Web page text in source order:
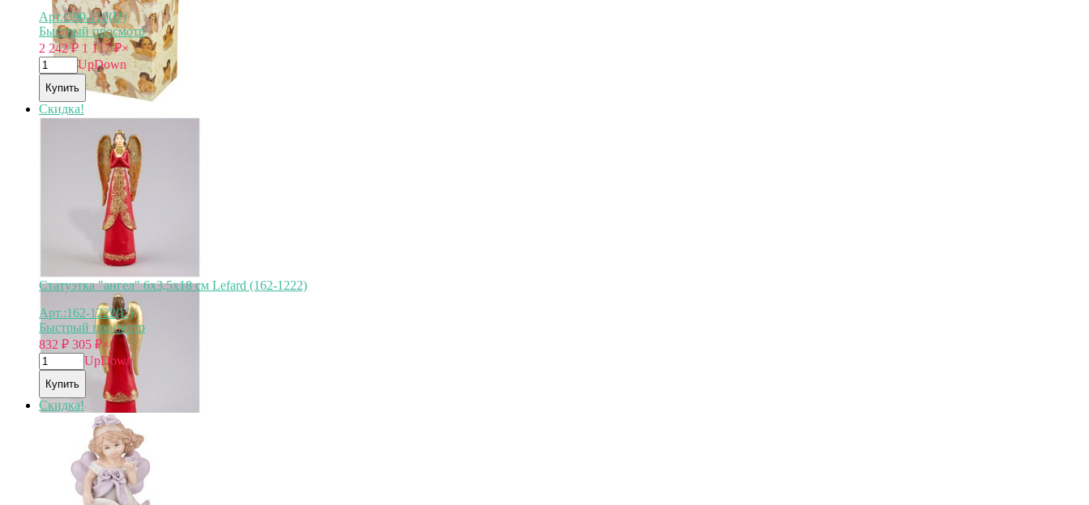
Арт.:390-110(U)
Быстрый просмотр
2 242₽ 1 117₽×
UpDown
Купить
Скидка!
Статуэтка "ангел" 6х3,5х18 см Lefard (162-1222)
Арт.:162-1222(U)
Быстрый просмотр
832 ₽ 305 ₽×
UpDown
Купить
Скидка!